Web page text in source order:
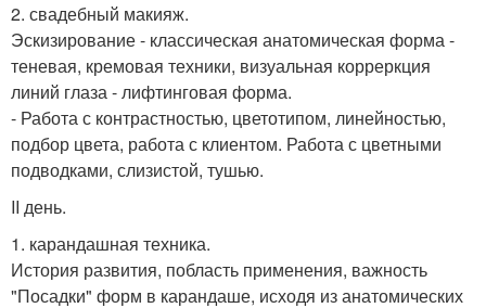
2. свадебный макияж.
Эскизирование - классическая анатомическая форма -
теневая, кремовая техники, визуальная корреркция
линий глаза - лифтинговая форма.
- Работа с контрастностью, цветотипом, линейностью,
подбор цвета, работа с клиентом. Работа с цветными
подводками, слизистой, тушью.
II день.
1. карандашная техника.
История развития, побласть применения, важность
"Посадки" форм в карандаше, исходя из анатомических